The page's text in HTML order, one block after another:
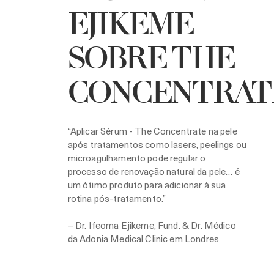
EJIKEME
SOBRE THE
“Aplicar Sérum - The Concentrate na pele
após tratamentos como lasers, peelings ou
microagulhamento pode regular o
processo de renovação natural da pele… é
um ótimo produto para adicionar à sua
rotina pós-tratamento.”
– Dr. Ifeoma Ejikeme, Fund. & Dr. Médico
da Adonia Medical Clinic em Londres